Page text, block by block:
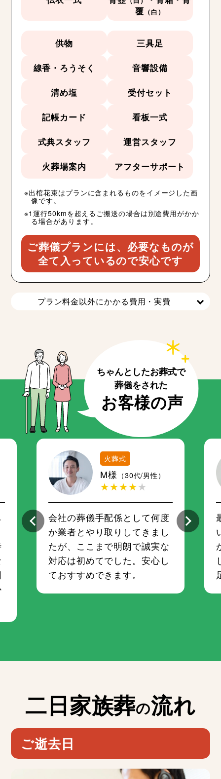
覆 （白）
供物 三具足
線香・ろうそく 音響設備
清め塩 受付セット
記帳カード 看板一式
式典スタッフ 運営スタッフ
火葬場案内 アフターサポート
出棺花束はプランに含まれるものをイメージした画
像です。
1運行50kmを超えるご搬送の場合は別途費用がかか
る場合があります。
ご葬儀プランには、必要なものが
全て入っているので安心です
プラン料金以外にかかる費用・実費
火葬式
M様 （30代/男性）
★★★★★
会社の葬儀手配係として何度
か業者とやり取りしてきまし
たが、ここまで明朗で誠実な
対応は初めてでした。安心し
ておすすめできます。
二日家族葬の流れ
ご逝去日